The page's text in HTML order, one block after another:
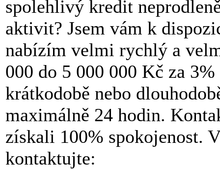
spolehlivý kredit
aktivit? Jsem vám k
nabízím velmi rychlý a
000 do 5 000 000 Kč za
krátkodobě nebo
maximálně 24 hodin.
získali 100% spokojenost.
kontaktujte: